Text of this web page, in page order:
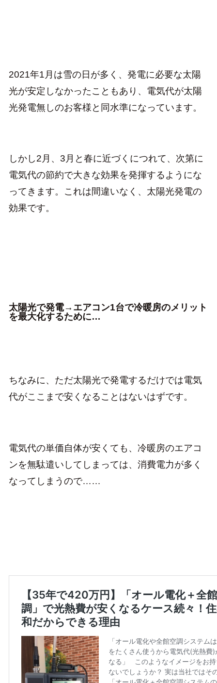
2021年1月は雪の日が多く、発電に必要な太陽
光が安定しなかったこともあり、電気代が太陽
光発電無しのお客様と同水準になっています。
しかし2月、3月と春に近づくにつれて、次第に
電気代の節約で大きな効果を発揮するようにな
ってきます。これは間違いなく、太陽光発電の
効果です。
太陽光で発電→エアコン1台で冷暖房のメリット
を最大化するために…
ちなみに、ただ太陽光で発電するだけでは電気
代がここまで安くなることはないはずです。
電気代の単価自体が安くても、冷暖房のエアコ
ンを無駄遣いしてしまっては、消費電力が多く
なってしまうので……